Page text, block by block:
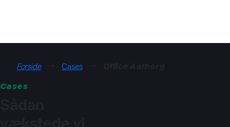
Forside Cases
Cases